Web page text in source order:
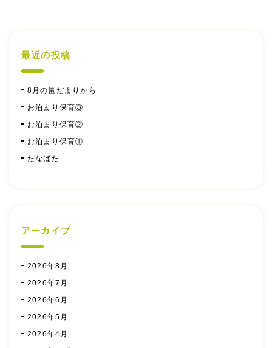
最近の投稿
8月の園だよりから
お泊まり保育③
お泊まり保育②
お泊まり保育①
たなばた
アーカイブ
2026年8月
2026年7月
2026年6月
2026年5月
2026年4月